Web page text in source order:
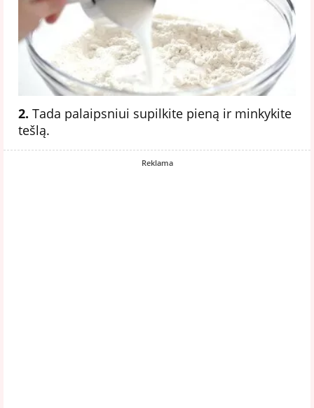
2. Tada palaipsniui supilkite pieną ir minkykite
tešlą.
Reklama